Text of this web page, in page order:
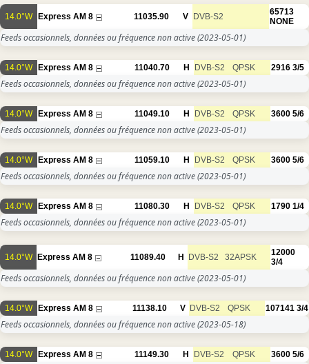
14.0°W Express AM 8 11035.90 V DVB-S2
65713
NONE
Feeds occasionnels, données ou fréquence non active(2023-05-01)
14.0°W Express AM 8 11040.70 H DVB-S2 QPSK 2916 3/5
Feeds occasionnels, données ou fréquence non active(2023-05-01)
14.0°W Express AM 8 11049.10 H DVB-S2 QPSK 3600 5/6
Feeds occasionnels, données ou fréquence non active(2023-05-01)
14.0°W Express AM 8 11059.10 H DVB-S2 QPSK 3600 5/6
Feeds occasionnels, données ou fréquence non active(2023-05-01)
14.0°W Express AM 8 11080.30 H DVB-S2 QPSK 1790 1/4
Feeds occasionnels, données ou fréquence non active(2023-05-01)
14.0°W Express AM 8 11089.40 H DVB-S2 32APSK
12000
3/4
Feeds occasionnels, données ou fréquence non active(2023-05-01)
14.0°W Express AM 8 11138.10 V DVB-S2 QPSK 107141 3/4
Feeds occasionnels, données ou fréquence non active(2023-05-18)
14.0°W Express AM 8 11149.30 H DVB-S2 QPSK 3600 5/6